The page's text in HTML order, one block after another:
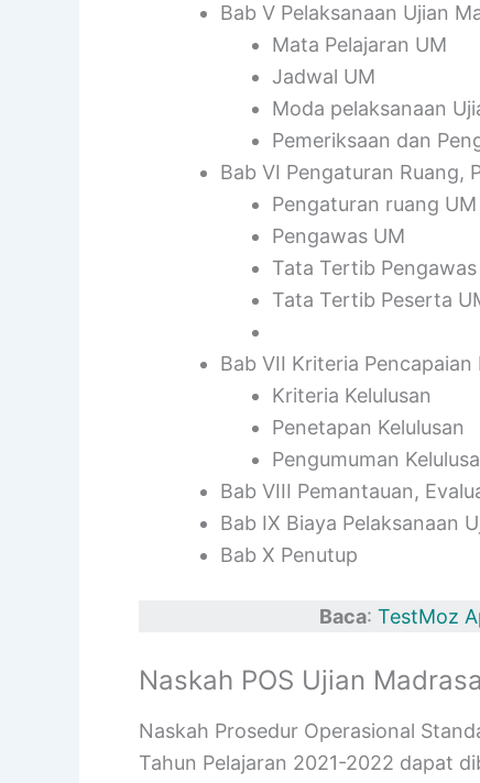
Bab V Pelaksanaan Ujian
Mata Pelajaran UM
Jadwal UM
Moda pelaksanaan
Pemeriksaan dan
Bab VI Pengaturan Ruang,
Pengaturan ruang UM
Pengawas UM
Tata Tertib Pengawas
Tata Tertib Peserta
Bab VII Kriteria Pencapaian
Kriteria Kelulusan
Penetapan Kelulusan
Pengumuman
Bab VIII Pemantauan,
Bab IX Biaya Pelaksanaan
Bab X Penutup
Baca: TestMoz
Naskah POS Ujian
Naskah Prosedur Operasional
Tahun Pelajaran 2021-2022 dapat